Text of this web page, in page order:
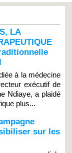
LA
à la médecine
exécutif de
Ndiaye, a plaidé
plus...
sur les